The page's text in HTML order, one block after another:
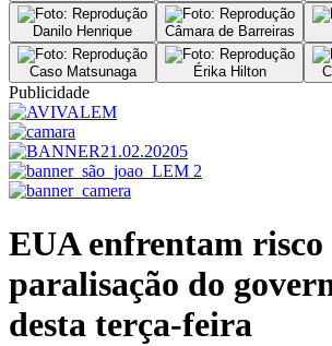
Danilo Henrique Câmara de Barreiras
Caso Matsunaga Érika Hilton
Publicidade
EUA enfrentam risco
paralisação do
desta terça-feira